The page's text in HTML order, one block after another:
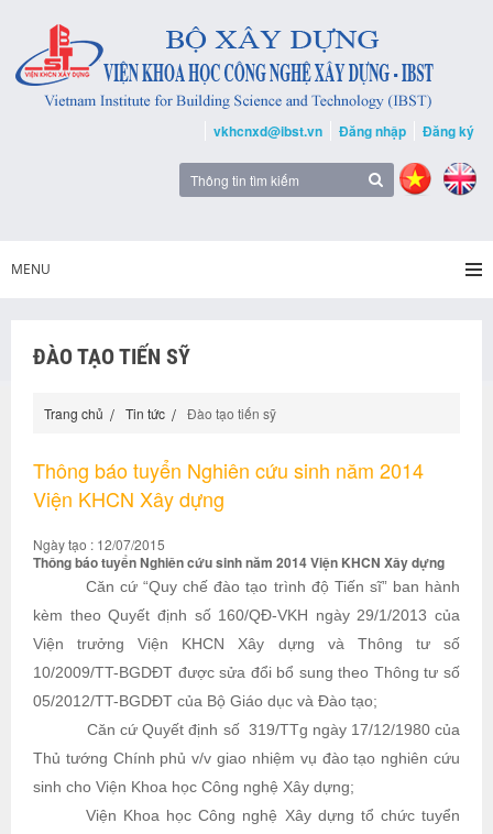
vkhcnxd@ibst.vn Đăng nhập Đăng ký
MENU
ĐÀO TẠO TIẾN SỸ
Trang chủ Tin tức Đào tạo tiến sỹ
Thông báo tuyển Nghiên cứu sinh năm 2014
Viện KHCN Xây dựng
Ngày tạo : 12/07/2015
Thông báo tuyển Nghiên cứu sinh năm 2014 Viện KHCN Xây dựng
Căn cứ “Quy chế đào tạo trình độ Tiến sĩ” ban hành
kèm theo Quyết định số 160/QĐ-VKH ngày 29/1/2013 của
Viện trưởng Viện KHCN Xây dựng và Thông tư số
10/2009/TT-BGDĐT được sửa đổi bổ sung theo Thông tư số
05/2012/TT-BGDĐT của Bộ Giáo dục và Đào tạo;
Căn cứ Quyết định số 319/TTg ngày 17/12/1980 của
Thủ tướng Chính phủ v/v giao nhiệm vụ đào tạo nghiên cứu
sinh cho Viện Khoa học Công nghệ Xây dựng;
Viện Khoa học Công nghệ Xây dựng tổ chức tuyển